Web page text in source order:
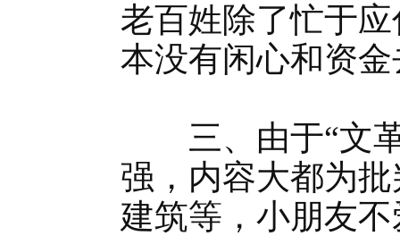
老百姓除了忙于
本没有闲心和资
三、由于“文革
强，内容大都为
建筑等，小朋友